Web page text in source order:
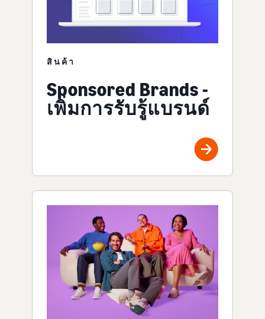
สินค้า
Sponsored Brands -
เพิ่มการรับรู้แบรนด์